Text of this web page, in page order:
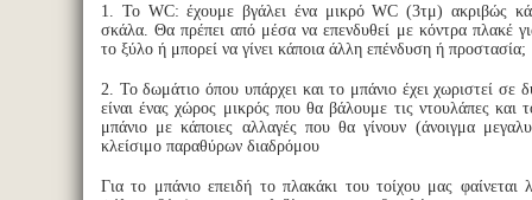
1. Το WC: έχουμε βγάλει ένα μικρό WC (3τμ) ακριβώς
σκάλα. Θα πρέπει από μέσα να επενδυθεί με κόντρα πλακέ
το ξύλο ή μπορεί να γίνει κάποια άλλη επένδυση ή προστασία;
2. Το δωμάτιο όπου υπάρχει και το μπάνιο έχει χωριστεί σε
είναι ένας χώρος μικρός που θα βάλουμε τις ντουλάπες και
μπάνιο με κάποιες αλλαγές που θα γίνουν (άνοιγμα
κλείσιμο παραθύρων διαδρόμου
Για το μπάνιο επειδή το πλακάκι του τοίχου μας φαίνεται